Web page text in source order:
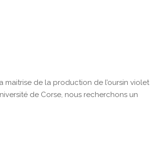
de la production de l’oursin violet
de Corse, nous recherchons un